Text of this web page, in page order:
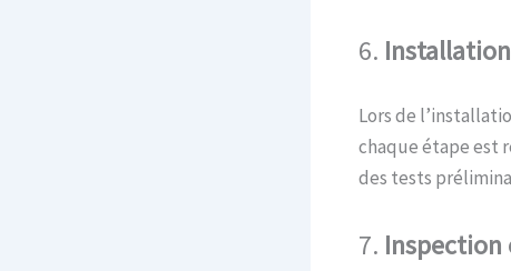
6.
Lors de
chaque étape est
des tests
7. Inspection